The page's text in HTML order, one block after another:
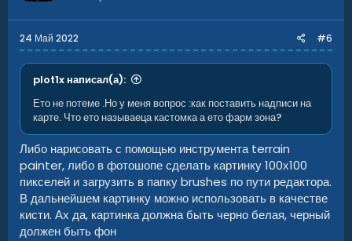
24 Май 2022 #6
plot1x написал(а):
Ето не потеме .Но у меня вопрос :как поставить надписи на
карте. Что ето называеца кастомка а ето фарм зона?
Либо нарисовать с помощью инструмента terrain
painter, либо в фотошопе сделать картинку 100х100
пикселей и загрузить в папку brushes по пути редактора.
В дальнейшем картинку можно использовать в качестве
кисти. Ах да, картинка должна быть черно белая, черный
должен быть фон